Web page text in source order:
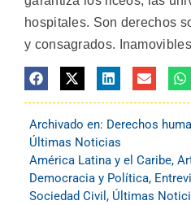
hospitales. Son derechos
y consagrados.
Archivado en: Derechos
Últimas Noticias
América Latina y el Caribe,
Democracia y Política,
Sociedad Civil , Últimas